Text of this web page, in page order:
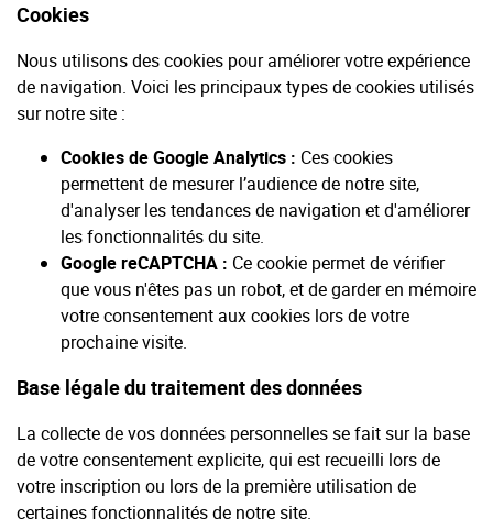
Cookies
Nous utilisons des cookies pour améliorer votre expérience
de navigation. Voici les principaux types de cookies utilisés
sur notre site :
Cookies de Google Analytics : Ces cookies
permettent de mesurer l’audience de notre site,
d'analyser les tendances de navigation et d'améliorer
les fonctionnalités du site.
Google reCAPTCHA : Ce cookie permet de vérifier
que vous n'êtes pas un robot, et de garder en mémoire
votre consentement aux cookies lors de votre
prochaine visite.
Base légale du traitement des données
La collecte de vos données personnelles se fait sur la base
de votre consentement explicite, qui est recueilli lors de
votre inscription ou lors de la première utilisation de
certaines fonctionnalités de notre site.